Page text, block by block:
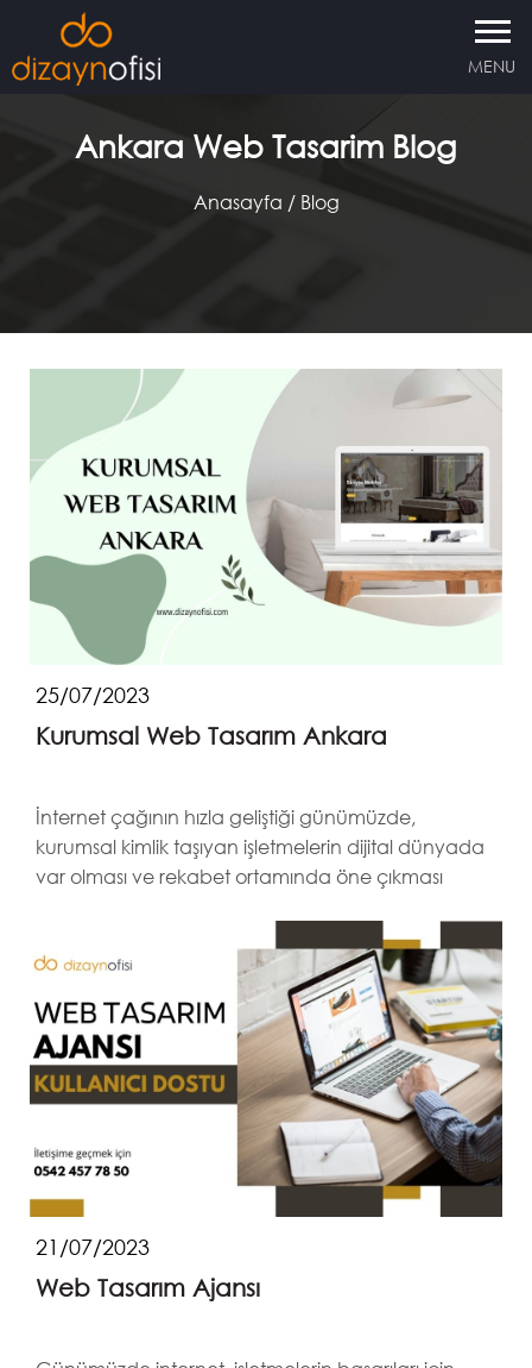
MENU
Ankara Web Tasarim Blog
Anasayfa / Blog
25/07/2023
Kurumsal Web Tasarım Ankara
İnternet çağının hızla geliştiği günümüzde,
kurumsal kimlik taşıyan işletmelerin dijital dünyada
var olması ve rekabet ortamında öne çıkması
21/07/2023
Web Tasarım Ajansı